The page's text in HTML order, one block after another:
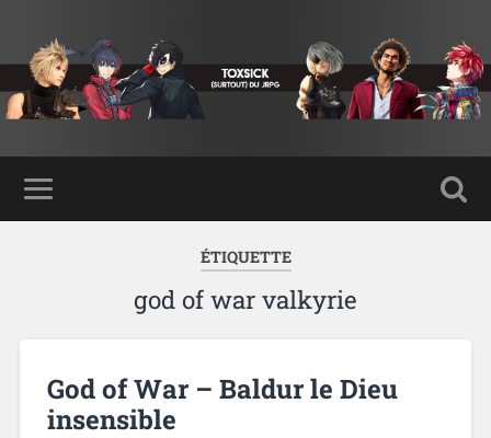
ÉTIQUETTE
god of war valkyrie
God of War – Baldur le Dieu
insensible